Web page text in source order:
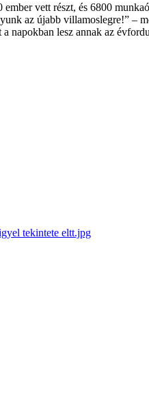
vett részt, és 6800
az újabb villamoslegre!” –
lesz annak az